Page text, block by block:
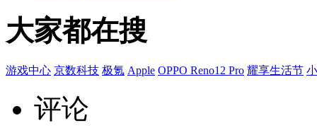
大家都在搜
游戏中心 京数科技 极氪 Apple OPPO Reno12 Pro 耀享生活节
评论